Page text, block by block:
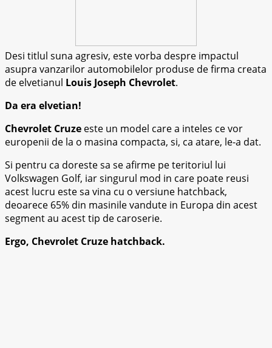
Desi titlul suna agresiv, este vorba despre impactul
asupra vanzarilor automobilelor produse de firma creata
de elvetianul Louis Joseph Chevrolet.
Da era elvetian!
Chevrolet Cruze este un model care a inteles ce vor
europenii de la o masina compacta, si, ca atare, le-a dat.
Si pentru ca doreste sa se afirme pe teritoriul lui
Volkswagen Golf, iar singurul mod in care poate reusi
acest lucru este sa vina cu o versiune hatchback,
deoarece 65% din masinile vandute in Europa din acest
segment au acest tip de caroserie.
Ergo, Chevrolet Cruze hatchback.